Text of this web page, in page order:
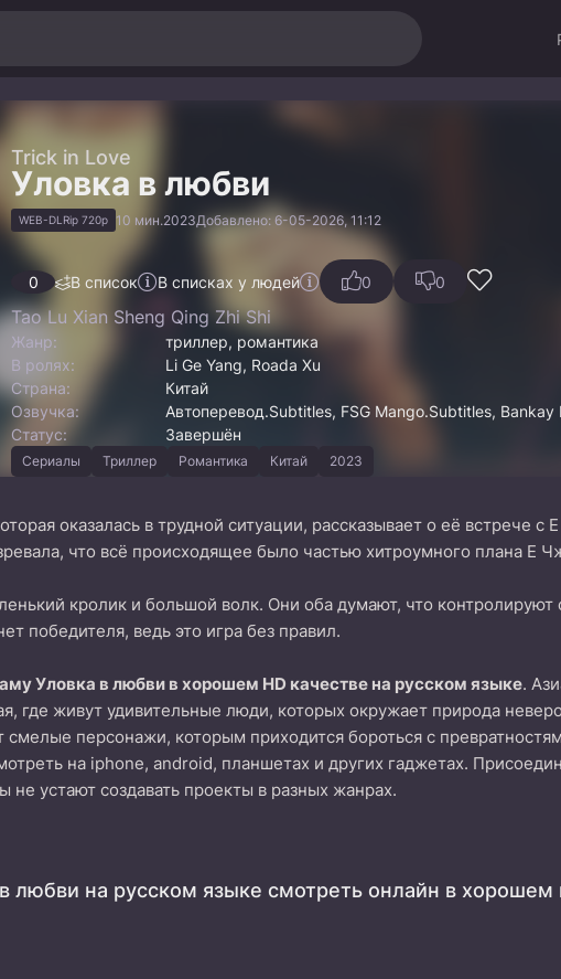
Trick in Love
Уловка в любви
WEB-DLRip 720p 10 мин.2023Добавлено: 6-05-2026, 11:12
0 В список В списках у людей 0 0
Tao Lu Xian Sheng Qing Zhi Shi
Жанр:
триллер, романтика
В ролях:
Li Ge Yang, Roada Xu
Страна:
Китай
Озвучка:
Автоперевод.Subtitles, FSG Mango.Subtitles, Bankay
Статус:
Завершён
Сериалы Триллер Романтика Китай 2023
оказалась в трудной ситуации, рассказывает о её встрече с
что всё происходящее было частью хитроумного плана Е
кролик и большой волк. Они оба думают, что контролируют
победителя, ведь это игра без правил.
Уловка в любви в хорошем HD качестве на русском языке.
где живут удивительные люди, которых окружает природа
персонажи, которым приходится бороться с
на iphone, android, планшетах и других гаджетах.
не устают создавать проекты в разных жанрах.
любви на русском языке смотреть онлайн в хорошем